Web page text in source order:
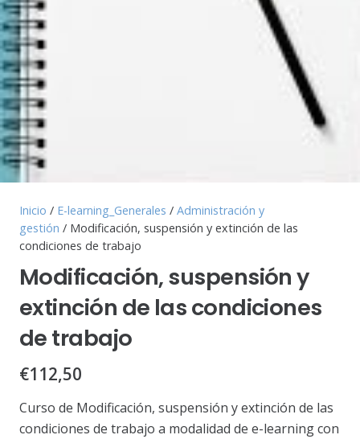
Inicio / E-learning_Generales / Administración y
gestión / Modificación, suspensión y extinción de las
condiciones de trabajo
Modificación, suspensión y
extinción de las condiciones
de trabajo
€112,50
Curso de Modificación, suspensión y extinción de las
condiciones de trabajo a modalidad de e-learning con